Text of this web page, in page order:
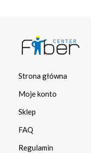
Strona główna
Moje konto
Sklep
FAQ
Regulamin